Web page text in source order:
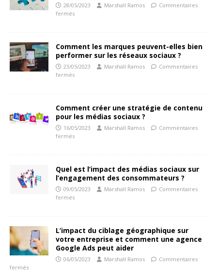
28/05/2023 Marshall Ramos
Commentaires
fermés
Comment les marques peuvent-elles bien
performer sur les réseaux sociaux ?
23/05/2023 Marshall Ramos
Commentaires
fermés
Comment créer une stratégie de contenu
pour les médias sociaux ?
16/05/2023 Marshall Ramos
Commentaires
fermés
Quel est l’impact des médias sociaux sur
l’engagement des consommateurs ?
09/05/2023 Marshall Ramos
Commentaires
fermés
L’impact du ciblage géographique sur
votre entreprise et comment une agence
Google Ads peut aider
06/05/2023 Marshall Ramos
Commentaires
fermés